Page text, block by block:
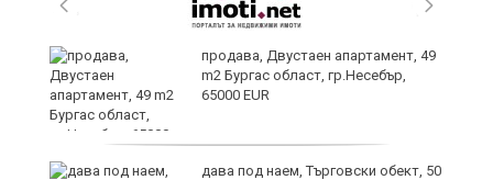
продава, Двустаен апартамент, 49
m2 Бургас област, гр.Несебър,
65000 EUR
дава под наем, Търговски обект, 50